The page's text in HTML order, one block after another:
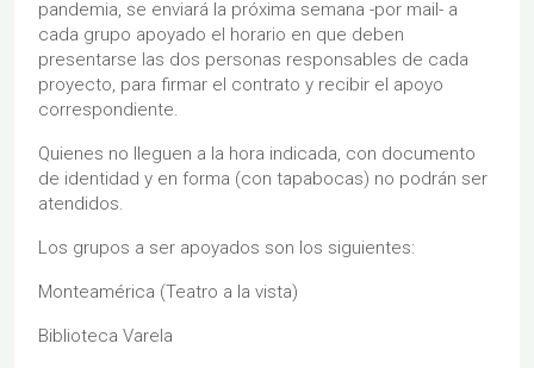
pandemia, se enviará la próxima semana -por mail- a
cada grupo apoyado el horario en que deben
presentarse las dos personas responsables de cada
proyecto, para firmar el contrato y recibir el apoyo
correspondiente.
Quienes no lleguen a la hora indicada, con documento
de identidad y en forma (con tapabocas) no podrán ser
atendidos.
Los grupos a ser apoyados son los siguientes:
Monteamérica (Teatro a la vista)
Biblioteca Varela